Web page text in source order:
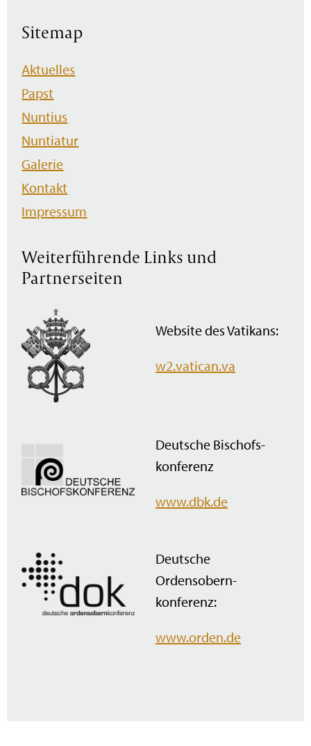
Sitemap
Navigation
überspringen
Aktuelles
Papst
Nuntius
Nuntiatur
Galerie
Kontakt
Impressum
Weiterführende Links und
Partnerseiten
Website des Vatikans:
w2.vatican.va
Deutsche Bischofs­
konferenz
www.dbk.de
Deutsche
Ordensobern­
konferenz:
www.orden.de